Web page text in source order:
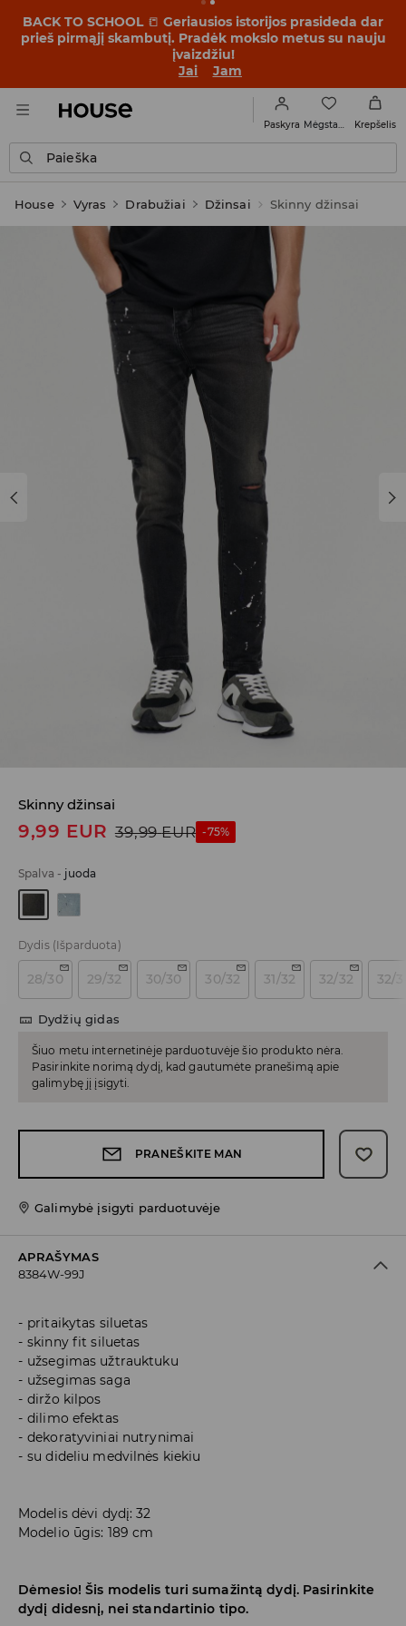
BACK TO SCHOOL 📒 Geriausios istorijos prasideda dar
prieš pirmąjį skambutį. Pradėk mokslo metus su nauju
įvaizdžiu!
Jai
Jam
Paskyra Krepšelis
Paieška
House Vyras Drabužiai Džinsai Skinny džinsai
Skinny džinsai
9,99 EUR 39,99 EUR -75%
Spalva - juoda
Dydis (Išparduota)
28/30 29/32 30/30 30/32 31/32 32/32 32/
Dydžių gidas
Šiuo metu internetinėje parduotuvėje šio produkto nėra.
Pasirinkite norimą dydį, kad gautumėte pranešimą apie
galimybę jį įsigyti.
PRANEŠKITE MAN
Galimybė įsigyti parduotuvėje
APRAŠYMAS
8384W-99J
pritaikytas siluetas
skinny fit siluetas
užsegimas užtrauktuku
užsegimas saga
diržo kilpos
dilimo efektas
dekoratyviniai nutrynimai
su dideliu medvilnės kiekiu
Modelis dėvi dydį: 32
Modelio ūgis: 189 cm
Dėmesio! Šis modelis turi sumažintą dydį. Pasirinkite
dydį didesnį, nei standartinio tipo.